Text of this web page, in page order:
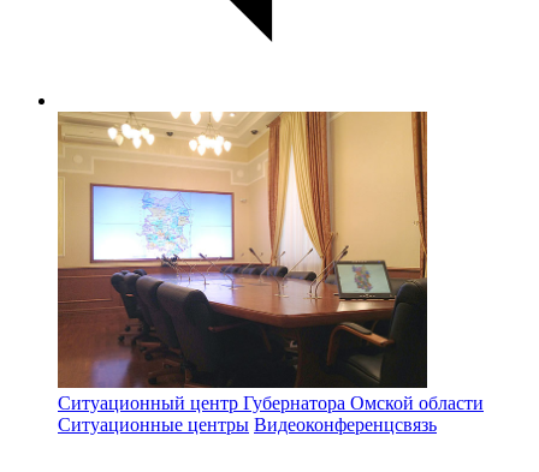
Ситуационный центр Губернатора Омской области
Ситуационные центры Видеоконференцсвязь